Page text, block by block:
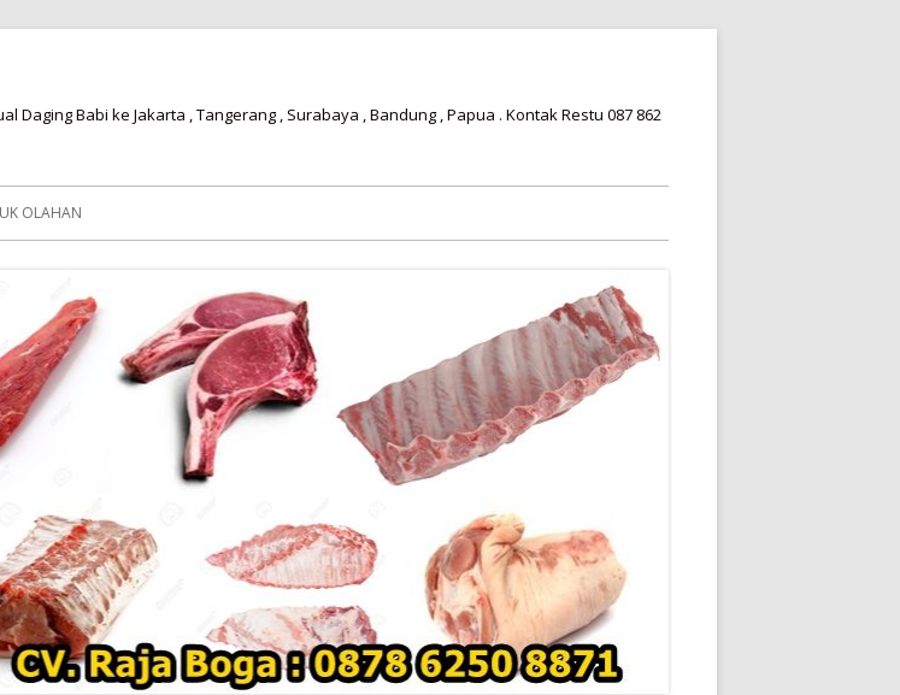
Daging Babi ke Jakarta , Tangerang , Surabaya , Bandung , Papua . Kontak Restu 087 862
OLAHAN